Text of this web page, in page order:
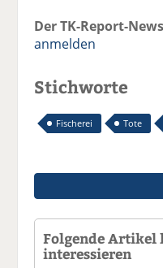
Der TK-Report-
anmelden
Stichworte
Fischerei Tote
Folgende Artikel
interessieren